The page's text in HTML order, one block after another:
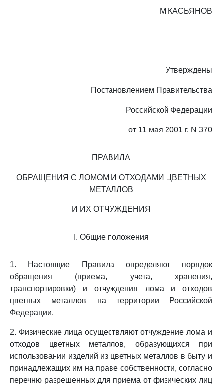
М.КАСЬЯНОВ
Утверждены
Постановлением Правительства
Российской Федерации
от 11 мая 2001 г. N 370
ПРАВИЛА
ОБРАЩЕНИЯ С ЛОМОМ И ОТХОДАМИ ЦВЕТНЫХ
МЕТАЛЛОВ
И ИХ ОТЧУЖДЕНИЯ
I. Общие положения
1. Настоящие Правила определяют порядок
обращения (приема, учета, хранения,
транспортировки) и отчуждения лома и отходов
цветных металлов на территории Российской
Федерации.
2. Физические лица осуществляют отчуждение лома и
отходов цветных металлов, образующихся при
использовании изделий из цветных металлов в быту и
принадлежащих им на праве собственности, согласно
перечню разрешенных для приема от физических лиц